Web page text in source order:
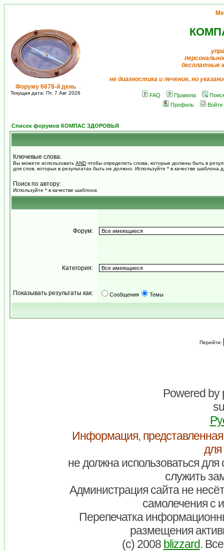
Форуму 6678-й день
Текущая дата: Пт, 7 Авг 2026
бесплатные
не диагностика и лечение, но
FAQ Правила
Профиль
Войти
Список форумов КОМПАС ЗДОРОВЬЯ
Ключевые слова:
Вы можете использовать AND чтобы определить слова, которые должны быть в
для слов, которых в результатах быть не должно. Используйте * в качестве шаблона
Поиск по автору:
Используйте * в качестве шаблона
Форум:
Категория:
Показывать результаты как: Сообщения Темы
Перейти:
Powered by
Информация,
для
не должна использоваться
служить
Администрация сайта не
самолечения с
Перепечатка
размещения
(c) 2008 blizzard.